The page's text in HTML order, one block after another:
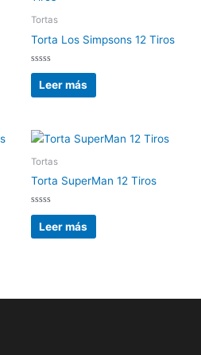
Tortas
Torta Los Simpsons 12 Tiros
Valorado
con
de
Leer más
Tortas
Torta SuperMan 12 Tiros
Valorado
con
de
Leer más